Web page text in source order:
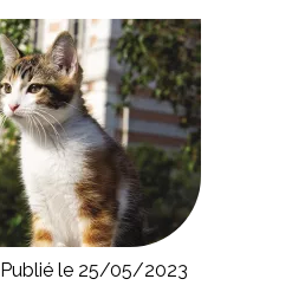
Publié le 25/05/2023